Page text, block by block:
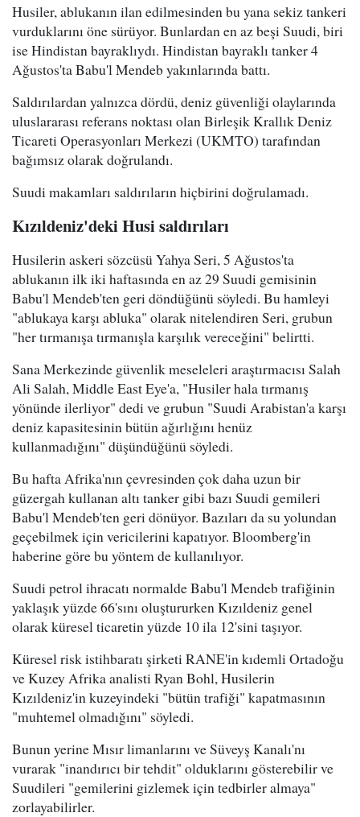
Husiler, ablukanın ilan edilmesinden bu yana sekiz tankeri
vurduklarını öne sürüyor. Bunlardan en az beşi Suudi, biri
ise Hindistan bayraklıydı. Hindistan bayraklı tanker 4
Ağustos'ta Babu'l Mendeb yakınlarında battı.
Saldırılardan yalnızca dördü, deniz güvenliği olaylarında
uluslararası referans noktası olan Birleşik Krallık Deniz
Ticareti Operasyonları Merkezi (UKMTO) tarafından
bağımsız olarak doğrulandı.
Suudi makamları saldırıların hiçbirini doğrulamadı.
Kızıldeniz'deki Husi saldırıları
Husilerin askeri sözcüsü Yahya Seri, 5 Ağustos'ta
ablukanın ilk iki haftasında en az 29 Suudi gemisinin
Babu'l Mendeb'ten geri döndüğünü söyledi. Bu hamleyi
"ablukaya karşı abluka" olarak nitelendiren Seri, grubun
"her tırmanışa tırmanışla karşılık vereceğini" belirtti.
Sana Merkezinde güvenlik meseleleri araştırmacısı Salah
Ali Salah, Middle East Eye'a, "Husiler hala tırmanış
yönünde ilerliyor" dedi ve grubun "Suudi Arabistan'a karşı
deniz kapasitesinin bütün ağırlığını henüz
kullanmadığını" düşündüğünü söyledi.
Bu hafta Afrika'nın çevresinden çok daha uzun bir
güzergah kullanan altı tanker gibi bazı Suudi gemileri
Babu'l Mendeb'ten geri dönüyor. Bazıları da su yolundan
geçebilmek için vericilerini kapatıyor. Bloomberg'in
haberine göre bu yöntem de kullanılıyor.
Suudi petrol ihracatı normalde Babu'l Mendeb trafiğinin
yaklaşık yüzde 66'sını oluştururken Kızıldeniz genel
olarak küresel ticaretin yüzde 10 ila 12'sini taşıyor.
Küresel risk istihbaratı şirketi RANE'in kıdemli Ortadoğu
ve Kuzey Afrika analisti Ryan Bohl, Husilerin
Kızıldeniz'in kuzeyindeki "bütün trafiği" kapatmasının
"muhtemel olmadığını" söyledi.
Bunun yerine Mısır limanlarını ve Süveyş Kanalı'nı
vurarak "inandırıcı bir tehdit" olduklarını gösterebilir ve
Suudileri "gemilerini gizlemek için tedbirler almaya"
zorlayabilirler.